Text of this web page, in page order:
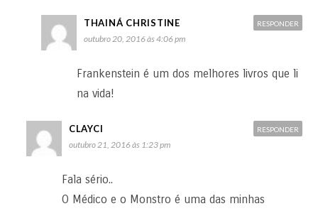
THAINÁ CHRISTINE
outubro 20, 2016 às 4:06 pm
Frankenstein é um dos melhores livros que li
na vida!
RESPONDER
CLAYCI
outubro 21, 2016 às 1:23 pm
Fala sério..
O Médico e o Monstro é uma das minhas
RESPONDER